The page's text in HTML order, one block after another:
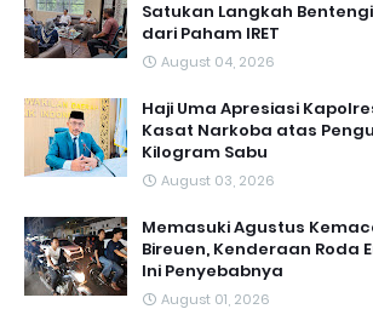
Satukan Langkah
dari Paham IRET
August 04, 2026
Haji Uma Apresiasi
Kasat Narkoba atas
Kilogram Sabu
August 03, 2026
Memasuki Agustus
Bireuen, Kenderaan Roda
Ini Penyebabnya
August 01, 2026